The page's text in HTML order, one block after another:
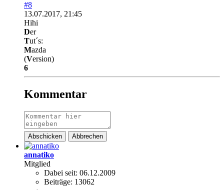
#8
13.07.2017, 21:45
Hihi
Der
Tut´s:
Mazda
(Version)
6
Kommentar
Abschicken Abbrechen
annatiko
Mitglied
Dabei seit: 06.12.2009
Beiträge: 13062